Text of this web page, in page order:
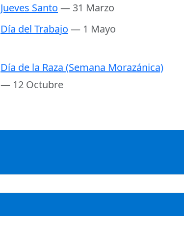
Jueves Santo — 31 Marzo
Día del Trabajo — 1 Mayo
Día de la Raza (Semana Morazánica)
— 12 Octubre